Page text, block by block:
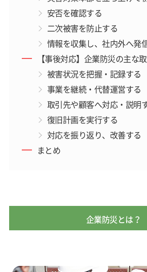
安否を確認する
二次被害を防止する
情報を収集し、社内外へ発
【事後対応】企業防災の主な
被害状況を把握・記録する
事業を継続・代替運営する
取引先や顧客へ対応・説明
復旧計画を実行する
対応を振り返り、改善する
まとめ
企業防災とは？